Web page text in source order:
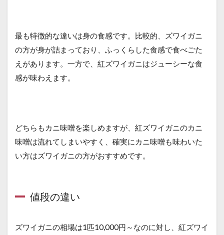
最も特徴的な違いは身の食感です。比較的、ズワイガニ
の方が身が詰まっており、ふっくらした食感で食べごた
えがあります。一方で、紅ズワイガニはジューシーな食
感が味わえます。
どちらもカニ味噌を楽しめますが、紅ズワイガニのカニ
味噌は流れてしまいやすく、確実にカニ味噌も味わいた
い方はズワイガニの方がおすすめです。
値段の違い
ズワイガニの相場は1匹10,000円～なのに対し、紅ズワイ